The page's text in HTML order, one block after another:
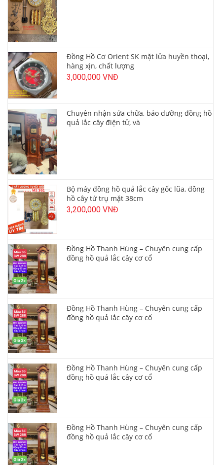
Đồng Hồ Cơ Orient SK mặt lửa huyền thoại,
hàng xịn, chất lượng
3,000,000 VNĐ
Chuyên nhận sửa chữa, bảo dưỡng đồng hồ
quả lắc cây điện tử, và
Bộ máy đồng hồ quả lắc cây gốc lũa, đồng
hồ cây tứ trụ mặt 38cm
3,200,000 VNĐ
Đồng Hồ Thanh Hùng – Chuyên cung cấp
đồng hồ quả lắc cây cơ cổ
Đồng Hồ Thanh Hùng – Chuyên cung cấp
đồng hồ quả lắc cây cơ cổ
Đồng Hồ Thanh Hùng – Chuyên cung cấp
đồng hồ quả lắc cây cơ cổ
Đồng Hồ Thanh Hùng – Chuyên cung cấp
đồng hồ quả lắc cây cơ cổ